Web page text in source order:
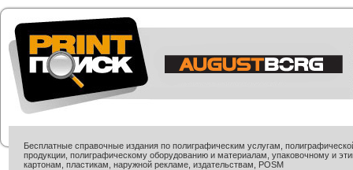
Бесплатные справочные издания по полиграфическим услугам,
продукции, полиграфическому оборудованию и материалам, упаковочному и
картонам, пластикам, наружной рекламе, издательствам, POSM